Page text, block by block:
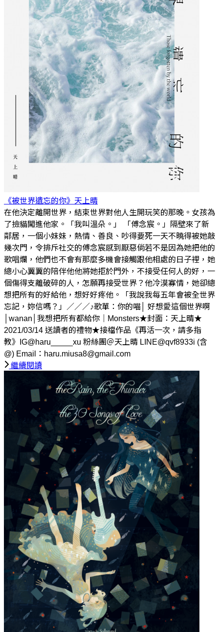
《被世界遺忘的你》 天上晴
在他決定離開世界，結束世界對他人生開玩笑的那晚。女孩為
了撿貓闖進他家。「我叫溫朵。」 「傅念宸。」隔壁來了新
鄰居，一個小妹妹，熱情、善良、吵得要死一天不曉得被她敲
幾次門，令排斥社交的傅念宸感到厭惡倘若不是因為她把他的
歌唱爛，他們也不會有那麼多機會接觸跟他相處的日子裡，她
總小心翼翼的陪伴他他將她拒於門外，不接受任何人的好，一
個傷得支離破碎的人，怎願再接受世界？他冷漠寡情，她卻總
想把所有的好給他，想好好疼他。「我說我每五年會被全世界
忘記，妳信嗎？」／／／♪歌單：你的喵│ 好想愛這個世界啊
│wanan│我想把所有都給你｜Monsters★封面：天上晴★
2021/03/14 送讀者的禮物★接檔作品《再活一次，請多指
教》IG@haru_____xu 粉絲團＠天上晴 LINE@qvf8933i (含
@) Email：haru.miusa8@gmail.com
繼續閱讀